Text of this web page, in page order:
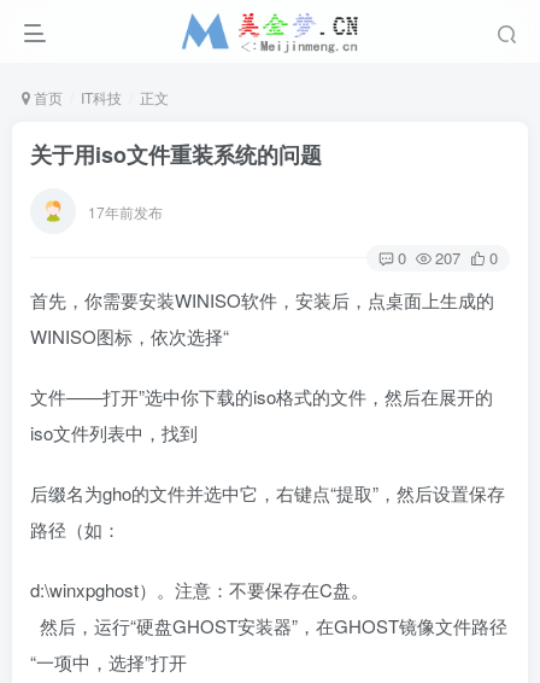
首页 IT科技 正文
关于用iso文件重装系统的问题
17年前发布
0 207 0
首先，你需要安装WINISO软件，安装后，点桌面上生成的
WINISO图标，依次选择“
文件——打开”选中你下载的iso格式的文件，然后在展开的
iso文件列表中，找到
后缀名为gho的文件并选中它，右键点“提取”，然后设置保存
路径（如：
d:\winxpghost）。注意：不要保存在C盘。
然后，运行“硬盘GHOST安装器”，在GHOST镜像文件路径
“一项中，选择”打开